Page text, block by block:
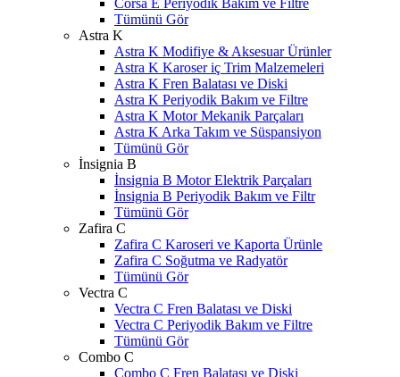
Corsa E Periyodik Bakım ve Filtre
Tümünü Gör
Astra K
Astra K Modifiye & Aksesuar Ürünler
Astra K Karoser iç Trim Malzemeleri
Astra K Fren Balatası ve Diski
Astra K Periyodik Bakım ve Filtre
Astra K Motor Mekanik Parçaları
Astra K Arka Takım ve Süspansiyon
Tümünü Gör
İnsignia B
İnsignia B Motor Elektrik Parçaları
İnsignia B Periyodik Bakım ve Filtr
Tümünü Gör
Zafira C
Zafira C Karoseri ve Kaporta Ürünle
Zafira C Soğutma ve Radyatör
Tümünü Gör
Vectra C
Vectra C Fren Balatası ve Diski
Vectra C Periyodik Bakım ve Filtre
Tümünü Gör
Combo C
Combo C Fren Balatası ve Diski